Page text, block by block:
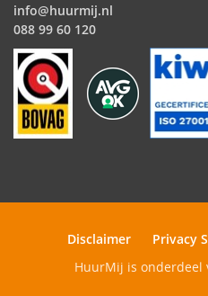
info@huurmij.nl
088 99 60 120
Disclaimer Privacy
HuurMij is onderdeel